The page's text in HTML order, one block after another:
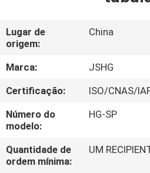
SHOW
DE
RV
SOBRE
NÓS
Lugar de
origem:
China
Marca:
JSHG
Certificação:
ISO/CNAS/
Número do
modelo:
HG-SP
Quantidade de
ordem mínima:
UM